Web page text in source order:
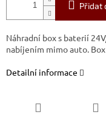
Přidat
Náhradní box s baterií
nabíjením mimo auto.
Detailní informace